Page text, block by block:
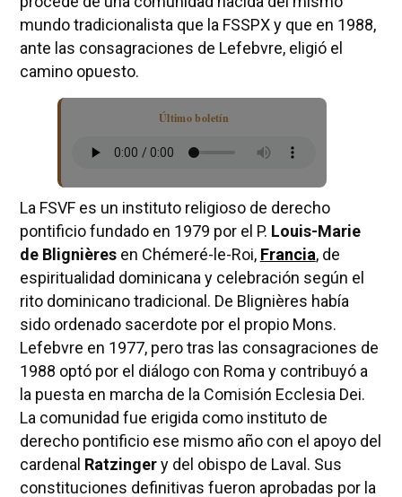
mundo tradicionalista que la FSSPX y que en 1988,
ante las consagraciones de Lefebvre, eligió el
camino opuesto.
Último boletín
La FSVF es un instituto religioso de derecho
pontificio fundado en 1979 por el P. Louis-Marie
de Blignièresen Chémeré-le-Roi, Francia, de
espiritualidad dominicana y celebración según el
rito dominicano tradicional. De Blignières había
sido ordenado sacerdote por el propio Mons.
Lefebvre en 1977, pero tras las consagraciones de
1988 optó por el diálogo con Roma y contribuyó a
la puesta en marcha de la Comisión Ecclesia Dei.
La comunidad fue erigida como instituto de
derecho pontificio ese mismo año con el apoyo del
cardenal Ratzingery del obispo de Laval. Sus
constituciones definitivas fueron aprobadas por la